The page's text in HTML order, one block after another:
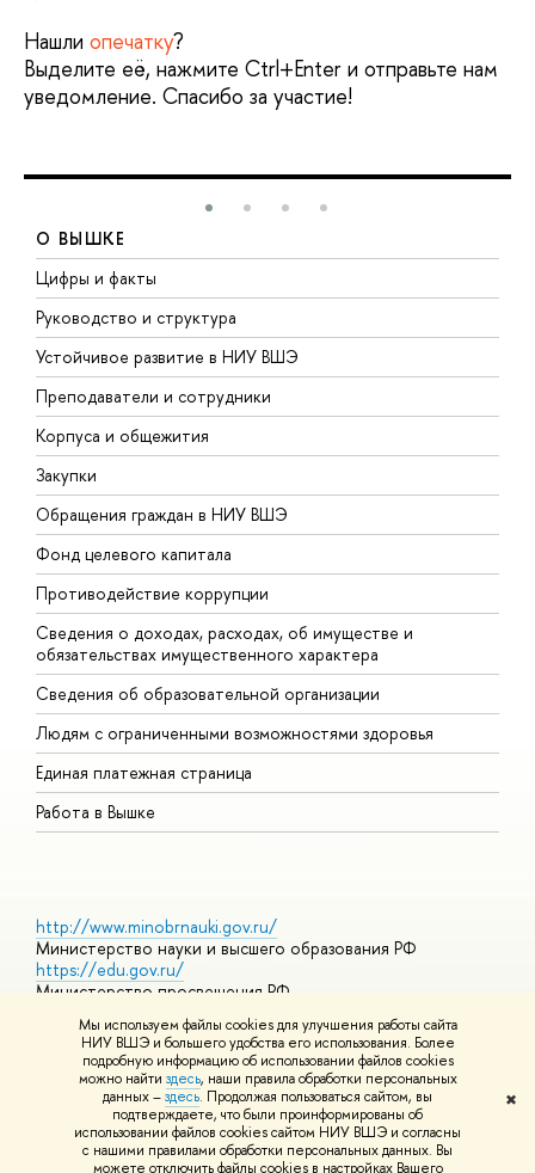
Мы используем файлы cookies для улучшения работы сайта
НИУ ВШЭ и большего удобства его использования. Более
подробную информацию об использовании файлов cookies
можно найти здесь, наши правила обработки персональных
данных –здесь. Продолжая пользоваться сайтом, вы
подтверждаете, что были проинформированы об
использовании файлов cookies сайтом НИУ ВШЭ и согласны
с нашими правилами обработки персональных данных. Вы
можете отключить файлы cookies в настройках Вашего
✖
Нашли опечатку?
Выделите её, нажмите Ctrl+Enter и отправьте нам
уведомление. Спасибо за участие!
О ВЫШКЕ
Цифры и факты
Руководство и структура
Устойчивое развитие в НИУ ВШЭ
Преподаватели и сотрудники
Корпуса и общежития
Закупки
Обращения граждан в НИУ ВШЭ
Фонд целевого капитала
Противодействие коррупции
Сведения о доходах, расходах, об имуществе и
обязательствах имущественного характера
Сведения об образовательной организации
Людям с ограниченными возможностями здоровья
Единая платежная страница
Работа в Вышке
http://www.minobrnauki.gov.ru/
Министерство науки и высшего образования РФ
https://edu.gov.ru/
Министерство просвещения РФ
https://elearning.hse.ru/mooc
Массовые открытые онлайн-курсы
© НИУ ВШЭ 1993–2026 Адреса и контактыУсловия
использования материалов Политика конфиденциальности
Шрифты HSE Sans и HSE Slab разработаны вШколе дизайна НИУ